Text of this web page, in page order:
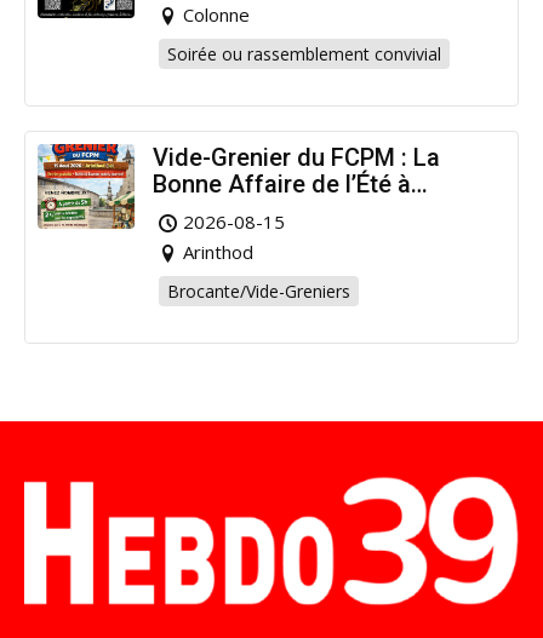
Colonne
Soirée ou rassemblement convivial
Vide-Grenier du FCPM : La
Bonne Affaire de l’Été à
Arinthod !
2026-08-15
Arinthod
Brocante/Vide-Greniers